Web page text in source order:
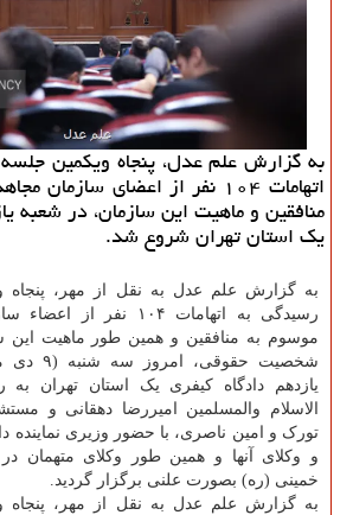
به گزارش علم عدل، پنجاه ویکمین
اتهامات ۱۰۴ نفر از اعضای
منافقین و ماهیت این سازمان، در شعبه
یک استان تهران شروع شد.
به گزارش علم عدل به نقل از مهر، پنجاه
رسیدگی به اتهامات ۱۰۴
موسوم به منافقین و همین طور ماهیت این
یازدهم دادگاه کیفری یک استان تهران
الاسلام والمسلمین امیررضا دهقانی و
تورک و امین ناصری، با حضور وزیری نماینده
و وکلای آنها و همین طور وکلای متهمان
خمینی (ره) بصورت علنی برگزار گردید.
به گزارش علم عدل به نقل از مهر، پنجاه